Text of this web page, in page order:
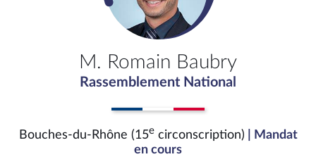
M. Romain Baubry
Rassemblement National
Bouches-du-Rhône (15ecirconscription)
| Mandat
en cours